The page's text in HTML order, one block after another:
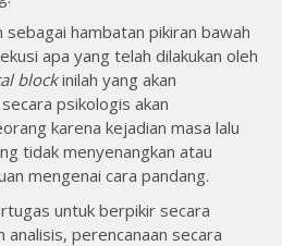
hambatan pikiran bawah
apa yang telah dilakukan oleh
blockinilah yang akan
psikologis akan
karena kejadian masa lalu
tidak menyenangkan atau
mengenai cara pandang.
untuk berpikir secara
analisis, perencanaan secara